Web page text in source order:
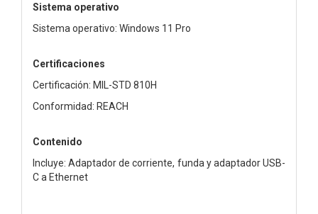
Sistema operativo
Sistema operativo: Windows 11 Pro
Certificaciones
Certificación: MIL-STD 810H
Conformidad: REACH
Contenido
Incluye: Adaptador de corriente, funda y adaptador USB-
C a Ethernet